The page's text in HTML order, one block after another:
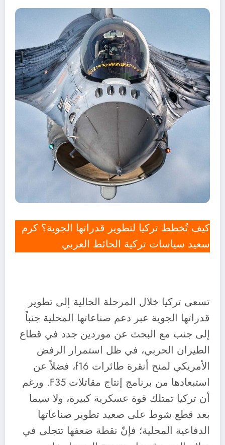
كيف تُخطط تركيا لتطوير قدراتها الجوية؟ كرم
سعيد سياسات تركية الحائط العربي
تسعى تركيا خلال المرحلة الحالية إلى تطوير
قدراتها الجوية عبر دعم صناعاتها المحلية جنباً
إلى جنب مع البحث عن موردين جدد في قطاع
الطيران الحربي، في ظل استمرار الرفض
الأمريكي لمنح أنقرة طائرات f16، فضلاً عن
استبعادها من برنامج إنتاج مقاتلات F35. ورغم
أن تركيا تمتلك قوة عسكرية كبيرة، ولا سيما
بعد قطع شوط على صعيد تطوير صناعاتها
الدفاعية المحلية؛ فإنّ نقطة ضعفها تتجلى في